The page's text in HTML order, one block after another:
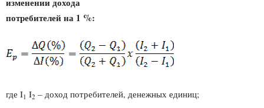
потребителей на 1 %:
где I1 I2 – доход потребителей, денежных единиц;